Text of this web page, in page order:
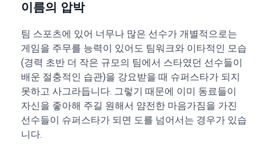
이름의 압박
팀 스포츠에 있어 너무나 많은 선수가 개별적으로는
게임을 주무를 능력이 있어도 팀워크와 이타적인 모습
(경력 초반 더 작은 규모의 팀에서 스타였던 선수들이
배운 절충적인 습관)을 강요받을 때 슈퍼스타가 되지
못하고 사그라듭니다. 그렇기 때문에 이미 동료들이
자신을 좋아해 주길 원해서 얌전한 마음가짐을 가진
선수들이 슈퍼스타가 되면 도를 넘어서는 경우가 있습
니다.